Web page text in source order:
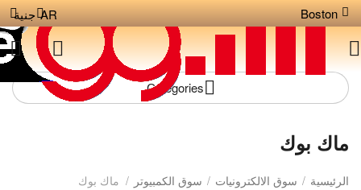
Boston جنية AR
Сategories
ماك بوك
الرئيسية / سوق الالكترونيات / سوق الكمبيوتر / ماك بوك